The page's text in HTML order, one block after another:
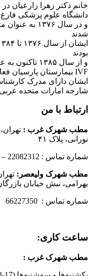
دانشگاه علوم پزشکی
و در سال
شدند
بودند
و از سال ۱۳۸۵
IVF بیمارستان پارسیان فعالیت دارند.
ایشان دارای مدرک
شارجه امارات متحده
ارتباط با من
مطب شهرک غرب :
نورانی، پلاک ۴۱
شماره تماس : 22082312 – 22386106
مطب شهرک ولیعصر:
بهرامی، نبش خیابان
شماره تماس : 66227350
ساعت کاری:
مطب شهرک غرب :